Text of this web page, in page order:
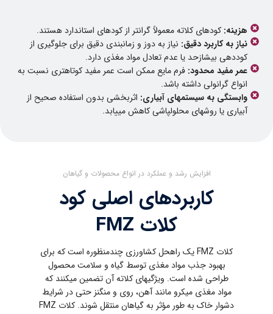
هزینه: کودهای کلاته معمولاً گرانتر از کودهای استاندارد هستند.
نیاز به کاربرد دقیق: نیاز به دوز و زمانبندی دقیق برای جلوگیری از
کوددهی بیشازحد یا عدم تعادل مواد مغذی دارد.
عمر مفید محدود: فرم مایع ممکن است عمر مفید کوتاهتری نسبت به
انواع گرانولی داشته باشد.
وابستگی به سیستمهای آبیاری: اثربخشی بدون استفاده صحیح از
آبیاری یا روشهای محلولپاشی کاهش مییابد.
افزایش رشد و عملکرد در انواع محصولات و گیاهان
کاربردهای اصلی کود
کلات FMZ
کلات FMZ یک راهحل کشاورزی چندمنظوره است که برای
بهبود جذب مواد مغذی توسط گیاه و سلامت محصول
طراحی شده است. ویژگیهای کلاته آن تضمین میکنند که
مواد مغذی میکرو مانند آهن، روی و منگنز حتی در شرایط
دشوار خاک به طور مؤثر به گیاهان منتقل شوند. کلات FMZ